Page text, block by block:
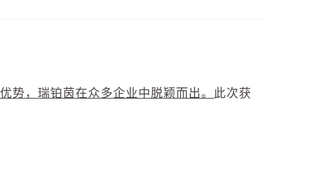
，瑞铂茵在众多企业中脱颖而出。 此次获